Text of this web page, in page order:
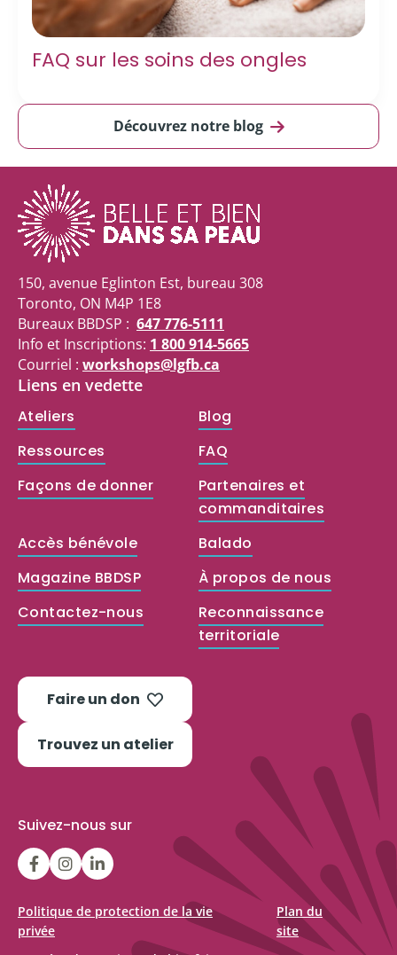
FAQ sur les soins des ongles
Découvrez notre blog
150, avenue Eglinton Est, bureau 308
Toronto, ON M4P 1E8
Bureaux BBDSP : 647 776-5111
Info et Inscriptions: 1 800 914-5665
Courriel : workshops@lgfb.ca
Liens en vedette
Ateliers
Blog
Ressources
FAQ
Façons de donner
Partenaires et
commanditaires
Accès bénévole
Balado
Magazine BBDSP
À propos de nous
Contactez-nous
Reconnaissance
territoriale
Faire un don
Trouvez un atelier
Suivez-nous sur
LGFBCanada
LGFBCanada
Belle
et
bien
Politique de protection de la vie
privée
Plan du
site